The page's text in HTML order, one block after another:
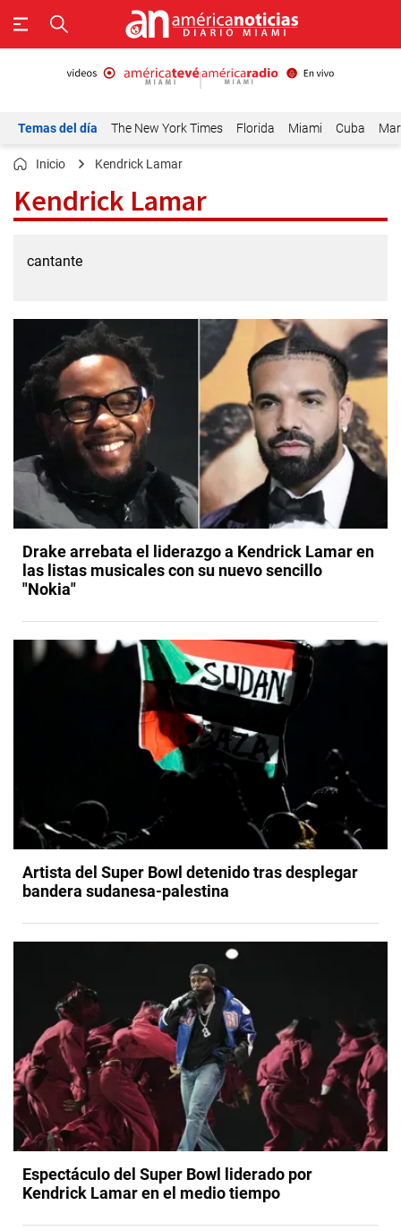
Temas del día The New York Times Florida Miami Cuba
Inicio Kendrick Lamar
Kendrick Lamar
cantante
Drake arrebata el liderazgo a Kendrick Lamar en
las listas musicales con su nuevo sencillo
"Nokia"
Artista del Super Bowl detenido tras desplegar
bandera sudanesa-palestina
Espectáculo del Super Bowl liderado por
Kendrick Lamar en el medio tiempo